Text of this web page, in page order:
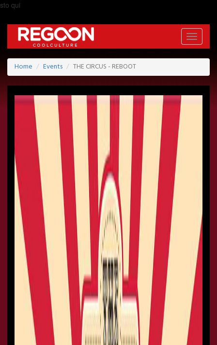
sto qui
Toggle
Home
Events THE CIRCUS - REBOOT